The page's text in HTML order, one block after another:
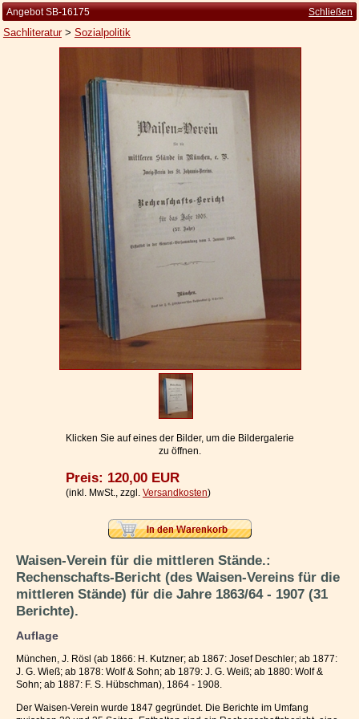
Kleine Kulturgeschichte
Die Brockhaus Auflagen
Die Meyer Auflagen
Zu den Angeboten
Widerrufsbelehrung
Geschäftsbedingungen
Ihr Warenkorb
Angebot SB-16175 Schließen
Sachliteratur> Sozialpolitik
Klicken Sie auf eines der Bilder, um die Bildergalerie
zu öffnen.
Preis: 120,00 EUR
(inkl. MwSt., zzgl. Versandkosten)
Waisen-Verein für die mittleren Stände.:
Rechenschafts-Bericht (des Waisen-Vereins für die
mittleren Stände) für die Jahre 1863/64 - 1907 (31
Berichte).
Auflage
München, J. Rösl (ab 1866: H. Kutzner; ab 1867: Josef Deschler; ab 1877:
J. G. Wieß; ab 1878: Wolf & Sohn; ab 1879: J. G. Weiß; ab 1880: Wolf &
Sohn; ab 1887: F. S. Hübschman), 1864 - 1908.
Der Waisen-Verein wurde 1847 gegründet. Die Berichte im Umfang